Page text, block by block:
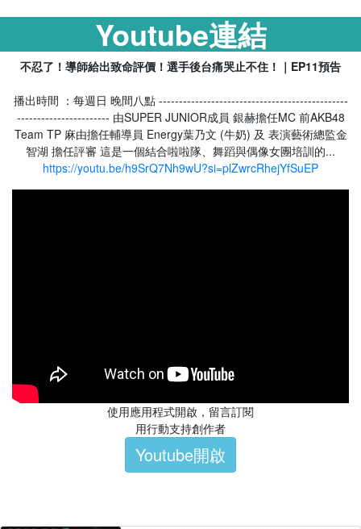
Youtube連結
不忍了！導師給出致命評價！選手後台痛哭止不住！｜EP11預告
播出時間 ：每週日 晚間八點 -----------------------------------------------
----------------------- 由SUPER JUNIOR成員 銀赫擔任MC 前AKB48
Team TP 麻由擔任輔導員 Energy葉乃文 (牛奶) 及 表演藝術總監金
智湖 擔任評審 這是一個結合啦啦隊、舞蹈與偶像女團培訓的...
https://youtu.be/h9SrQ7Nh9wU?si=plZwrcRhejYfSuEP
使用應用程式開啟，留言訂閱
用行動支持創作者
Youtube開啟